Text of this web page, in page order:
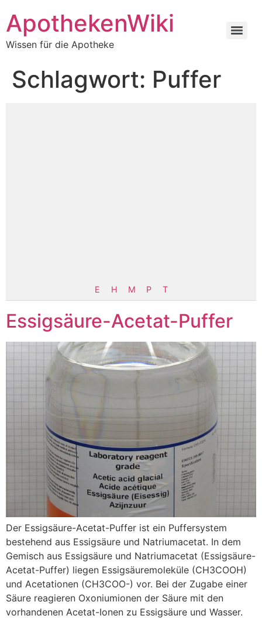
ApothekenWiki
Wissen für die Apotheke
Schlagwort: Puffer
E H M P T
Essigsäure-Acetat-Puffer
Der Essigsäure-Acetat-Puffer ist ein Puffersystem
bestehend aus Essigsäure und Natriumacetat. In dem
Gemisch aus Essigsäure und Natriumacetat (Essigsäure-
Acetat-Puffer) liegen Essigsäuremoleküle (CH3COOH)
und Acetationen (CH3COO-) vor. Bei der Zugabe einer
Säure reagieren Oxoniumionen der Säure mit den
vorhandenen Acetat-Ionen zu Essigsäure und Wasser.